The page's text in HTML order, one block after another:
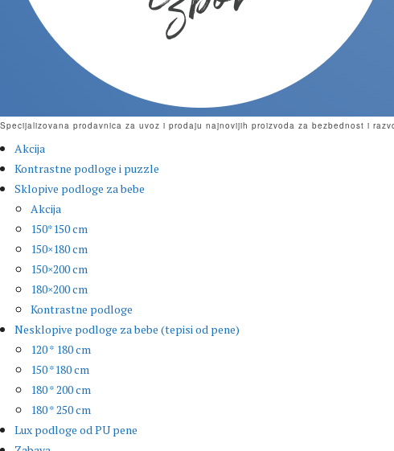
Specijalizovana prodavnica za uvoz i prodaju najnovijih proizvoda za bezbednost i
Akcija
Kontrastne podloge i puzzle
Sklopive podloge za bebe
Akcija
150*150 cm
150×180 cm
150×200 cm
180×200 cm
Kontrastne podloge
Nesklopive podloge za bebe (tepisi od pene)
120 * 180 cm
150 *180 cm
180 * 200 cm
180 * 250 cm
Lux podloge od PU pene